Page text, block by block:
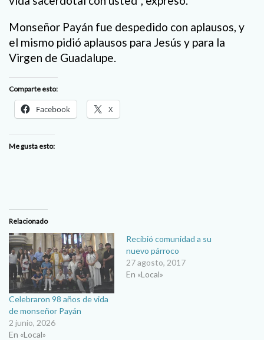
Monseñor Payán fue despedido con aplausos, y
el mismo pidió aplausos para Jesús y para la
Virgen de Guadalupe.
Comparte esto:
Facebook X
Me gusta esto:
Relacionado
Celebraron 98 años de vida
de monseñor Payán
2 junio, 2026
En «Local»
Recibió comunidad a su
nuevo párroco
27 agosto, 2017
En «Local»